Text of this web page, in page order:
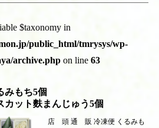
$taxonomy in
public_html/tmrysys/wp-
archive.php on line 63
みもち5個
カット麩まんじゅう5個
店 頭 通 販 冷凍便 くるみも